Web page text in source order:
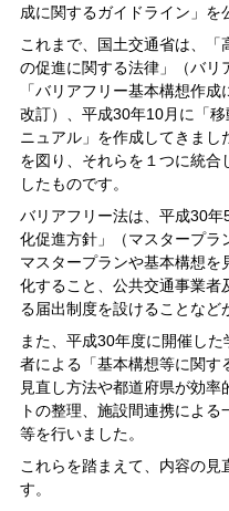
成に関するガイドライン」を
これまで、国土交通省は、
の促進に関する法律」（バリ
「バリアフリー基本構想作
改訂）、平成30年10月に「
ニュアル」を作成してきま
を図り、それらを１つに統
したものです。
バリアフリー法は、平成30
化促進方針」（マスタープラ
マスタープランや基本構想を
化すること、公共交通事業者
る届出制度を設けることなど
また、平成30年度に開催し
者による「基本構想等に関す
見直し方法や都道府県が効
トの整理、施設間連携によ
等を行いました。
これらを踏まえて、内容の
す。